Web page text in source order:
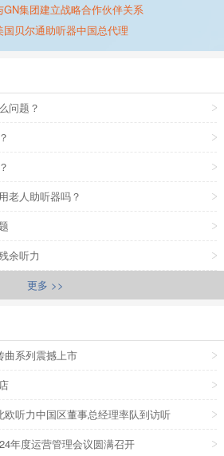
GN集团建立战略合作伙伴关系
国贝尔通助听器中国总代理
问题？
老人助听器吗？
余听力
更多 >>
曲系列震撼上市
听力中国区董事总经理率队到访听
年度运营管理会议圆满召开